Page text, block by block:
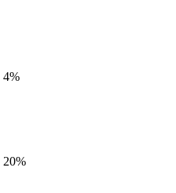
4%
20%